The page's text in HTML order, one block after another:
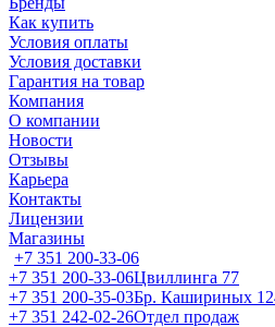
Как купить
Условия оплаты
Условия доставки
Гарантия на товар
Компания
О компании
Новости
Отзывы
Карьера
Контакты
Лицензии
Магазины
+7 351 200-33-06
+7 351 200-33-06Цвиллинга 77
+7 351 200-35-03Бр. Кашириных
+7 351 242-02-26Отдел продаж